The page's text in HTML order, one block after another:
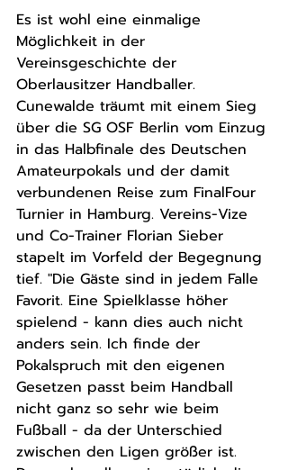
Es ist wohl eine einmalige
Möglichkeit in der
Vereinsgeschichte der
Oberlausitzer Handballer.
Cunewalde träumt mit einem Sieg
über die SG OSF Berlin vom Einzug
in das Halbfinale des Deutschen
Amateurpokals und der damit
verbundenen Reise zum FinalFour
Turnier in Hamburg. Vereins-Vize
und Co-Trainer Florian Sieber
stapelt im Vorfeld der Begegnung
tief. "Die Gäste sind in jedem Falle
Favorit. Eine Spielklasse höher
spielend - kann dies auch nicht
anders sein. Ich finde der
Pokalspruch mit den eigenen
Gesetzen passt beim Handball
nicht ganz so sehr wie beim
Fußball - da der Unterschied
zwischen den Ligen größer ist.